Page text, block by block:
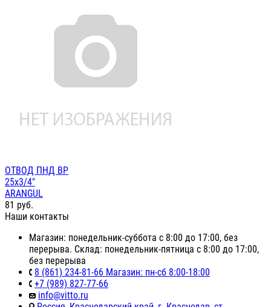
ОТВОД ПНД ВР
25х3/4"
ARANGUL
81 руб.
Наши контакты
Магазин: понедельник-суббота с 8:00 до 17:00, без
перерыва. Склад: понедельник-пятница с 8:00 до 17:00,
без перерыва
8 (861) 234-81-66 Магазин: пн-сб 8:00-18:00
+7 (989) 827-77-66
info@vitto.ru